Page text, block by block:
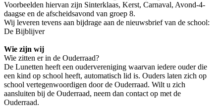
Voorbeelden hiervan zijn Sinterklaas, Kerst, Carnaval, Avond-4-
daagse en de afscheidsavond van groep 8.
Wij leveren tevens aan bijdrage aan de nieuwsbrief van de school:
De Bijblijver
Wie zijn wij
Wie zitten er in de Ouderraad?
De Lunetten heeft een oudervereniging waarvan iedere ouder die
een kind op school heeft, automatisch lid is. Ouders laten zich op
school vertegenwoordigen door de Ouderraad. Wilt u zich
aansluiten bij de Ouderraad, neem dan contact op met de
Ouderraad.